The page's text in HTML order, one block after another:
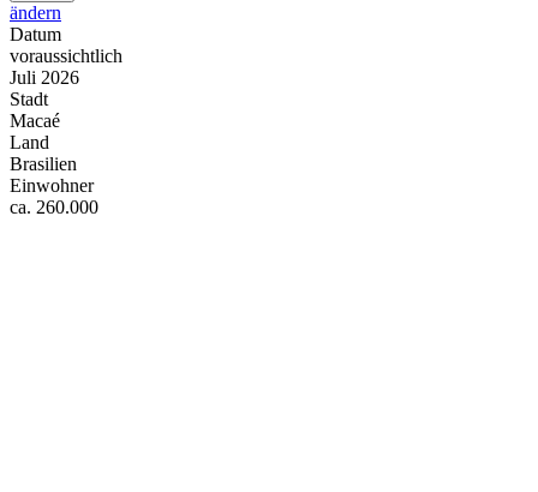
ändern
Datum
voraussichtlich
Juli 2026
Stadt
Macaé
Land
Brasilien
Einwohner
ca. 260.000